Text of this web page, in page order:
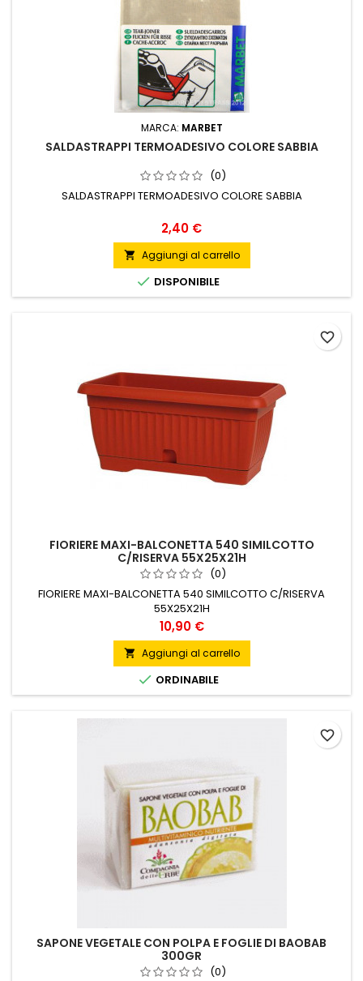
MARCA: MARBET
SALDASTRAPPI TERMOADESIVO COLORE SABBIA
(0)
SALDASTRAPPI TERMOADESIVO COLORE SABBIA
Prezzo
2,40 €
 Aggiungi al carrello
 DISPONIBILE
FIORIERE MAXI-BALCONETTA 540 SIMILCOTTO
C/RISERVA 55X25X21H
(0)
FIORIERE MAXI-BALCONETTA 540 SIMILCOTTO C/RISERVA
55X25X21H
Prezzo
10,90 €
 Aggiungi al carrello
 ORDINABILE
favorite_border
SAPONE VEGETALE CON POLPA E FOGLIE DI BAOBAB
300GR
(0)
favorite_border